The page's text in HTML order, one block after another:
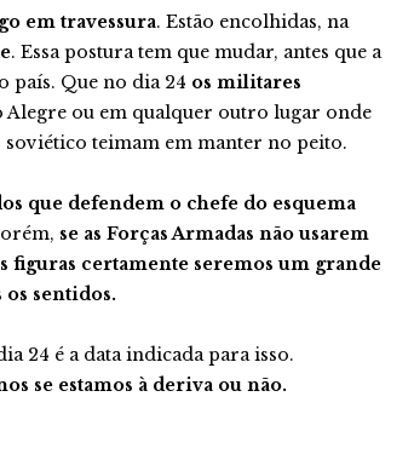
em travessura. Estão encolhidas, na
. Essa postura tem que mudar, antes que a
país. Que no dia 24 os militares
Alegre ou em qualquer outro lugar onde
teimam em manter no peito.
que defendem o chefe do esquema
se as Forças Armadas não usarem
figuras certamente seremos um grande
sentidos.
24 é a data indicada para isso.
se estamos à deriva ou não.